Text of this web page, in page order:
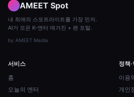
AMEET Spot
내 최애의 스포트라이트를 가장 먼저.
AI가 모은 K-엔터 매거진 + 팬 포털.
by AMEET Media
서비스
홈
오늘의 엔터
정책
이용
개인